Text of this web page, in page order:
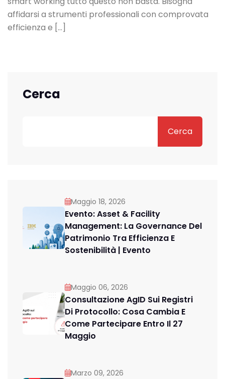
affidarsi a strumenti professionali con comprovata
efficienza e […]
Cerca
Cerca
Maggio 18, 2026
Evento: Asset & Facility
Management: La Governance Del
Patrimonio Tra Efficienza E
Sostenibilità | Evento
Maggio 06, 2026
Consultazione AgID Sui Registri
Di Protocollo: Cosa Cambia E
Come Partecipare Entro Il 27
Maggio
Marzo 09, 2026